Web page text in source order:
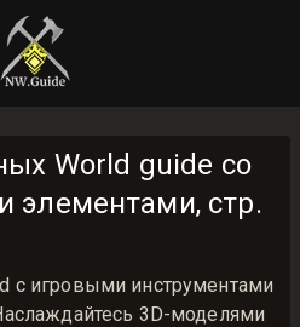
World guide со
элементами, стр.
с игровыми инструментами
3D-моделями